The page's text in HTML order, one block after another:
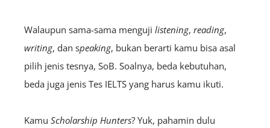
Walaupun sama-sama menguji listening, reading,
writing, dan speaking, bukan berarti kamu bisa asal
pilih jenis tesnya, SoB. Soalnya, beda kebutuhan,
beda juga jenis Tes IELTS yang harus kamu ikuti.
Kamu Scholarship Hunters? Yuk, pahamin dulu